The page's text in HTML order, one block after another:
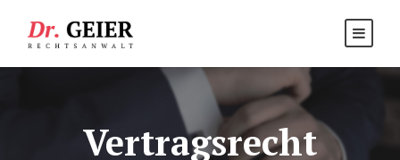
Vertragsrecht